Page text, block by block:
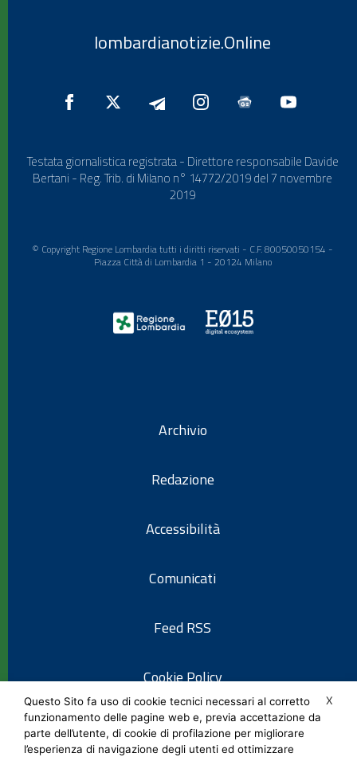
lombardianotizie.Online
Testata giornalistica registrata - Direttore responsabile Davide
Bertani - Reg. Trib. di Milano n° 14772/2019 del 7 novembre
2019
© Copyright Regione Lombardia tutti i diritti riservati - C.F. 80050050154 -
Piazza Città di Lombardia 1 - 20124 Milano
Archivio
Redazione
Accessibilità
Comunicati
Feed RSS
Cookie Policy
Informativa privacy
X
Questo Sito fa uso di cookie tecnici necessari al corretto
funzionamento delle pagine web e, previa accettazione da
parte dell’utente, di cookie di profilazione per migliorare
l’esperienza di navigazione degli utenti ed ottimizzare